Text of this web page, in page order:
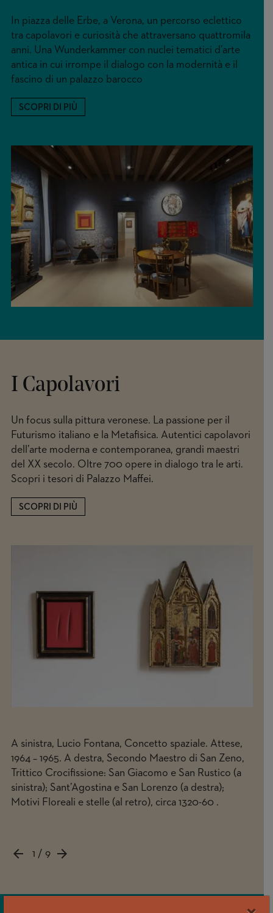
In piazza delle Erbe, a Verona, un percorso eclettico
tra capolavori e curiosità che attraversano quattromila
anni. Una Wunderkammer con nuclei tematici d’arte
antica in cui irrompe il dialogo con la modernità e il
fascino di un palazzo barocco
SCOPRI DI PIÙ
I Capolavori
1 / 9
arrow_backward
arrow_forward
A sinistra, Lucio Fontana, Concetto spaziale. Attese,
1964 – 1965. A destra, Secondo Maestro di San Zeno,
Trittico Crocifissione: San Giacomo e San Rustico (a
sinistra); Sant’Agostina e San Lorenzo (a destra);
Motivi Floreali e stelle (al retro), circa 1320-60 .
Un focus sulla pittura veronese. La passione per il
Futurismo italiano e la Metafisica. Autentici capolavori
dell’arte moderna e contemporanea, grandi maestri
del XX secolo. Oltre 700 opere in dialogo tra le arti.
Scopri i tesori di Palazzo Maffei.
SCOPRI DI PIÙ